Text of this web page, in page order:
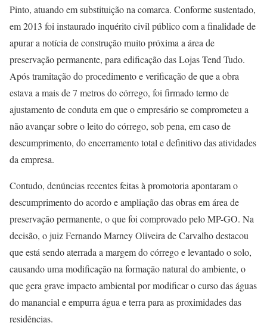
Pinto, atuando em substituição na comarca. Conforme sustentado,
em 2013 foi instaurado inquérito civil público com a finalidade de
apurar a notícia de construção muito próxima a área de
preservação permanente, para edificação das Lojas Tend Tudo.
Após tramitação do procedimento e verificação de que a obra
estava a mais de 7 metros do córrego, foi firmado termo de
ajustamento de conduta em que o empresário se comprometeu a
não avançar sobre o leito do córrego, sob pena, em caso de
descumprimento, do encerramento total e definitivo das atividades
da empresa.
Contudo, denúncias recentes feitas à promotoria apontaram o
descumprimento do acordo e ampliação das obras em área de
preservação permanente, o que foi comprovado pelo MP-GO. Na
decisão, o juiz Fernando Marney Oliveira de Carvalho destacou
que está sendo aterrada a margem do córrego e levantado o solo,
causando uma modificação na formação natural do ambiente, o
que gera grave impacto ambiental por modificar o curso das águas
do manancial e empurra água e terra para as proximidades das
residências.